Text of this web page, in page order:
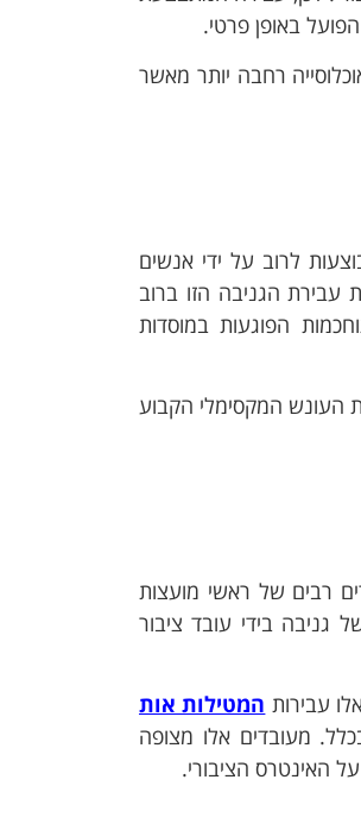
באופן פרטי.
רחבה יותר מאשר
לרוב על ידי אנשים
עבירת הגניבה הזו ברוב
הפוגעות במוסדות
העונש המקסימלי הקבוע
רבים של ראשי מועצות
גניבה בידי עובד ציבור
עבירות המטילות אות
מעובדים אלו מצופה
האינטרס הציבורי.